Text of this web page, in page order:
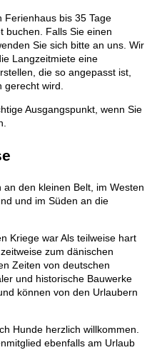
Ferienhaus bis 35 Tage
buchen. Falls Sie einen
Sie sich bitte an uns. Wir
Langzeitmiete eine
die so angepasst ist,
wird.
Ausgangspunkt, wenn Sie
den kleinen Belt, im Westen
und im Süden an die
Kriege war Als teilweise hart
zum dänischen
Zeiten von deutschen
und historische Bauwerke
können von den Urlaubern
Hunde herzlich willkommen.
ebenfalls am Urlaub